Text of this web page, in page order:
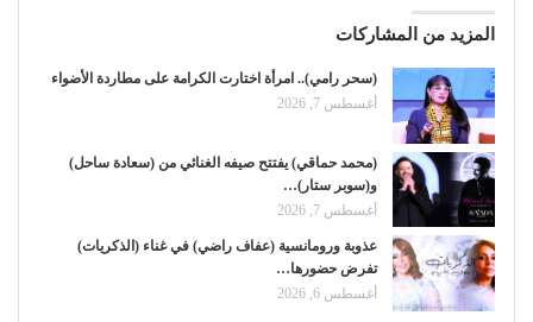
المزيد من المشاركات
(سحر رامي).. امرأة اختارت الكرامة على مطاردة الأضواء
أغسطس 7, 2026
(محمد حماقي) يفتتح صيفه الغنائي من (سعادة ساحل)
و(سوبر ستار)…
أغسطس 7, 2026
عذوبة ورومانسية (عفاف راضي) في غناء (الذكريات)
تفرض حضورها…
أغسطس 6, 2026